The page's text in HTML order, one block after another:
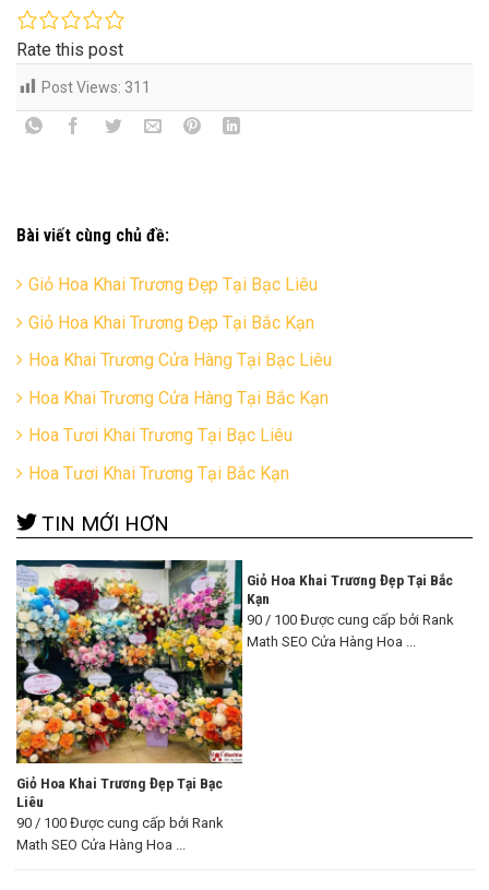
Rate this post
Post Views: 311
Bài viết cùng chủ đề:
Giỏ Hoa Khai Trương Đẹp Tại Bạc Liêu
Giỏ Hoa Khai Trương Đẹp Tại Bắc Kạn
Hoa Khai Trương Cửa Hàng Tại Bạc Liêu
Hoa Khai Trương Cửa Hàng Tại Bắc Kạn
Hoa Tươi Khai Trương Tại Bạc Liêu
Hoa Tươi Khai Trương Tại Bắc Kạn
TIN MỚI HƠN
Giỏ Hoa Khai Trương Đẹp Tại Bạc
Liêu
90 / 100 Được cung cấp bởi Rank
Math SEO Cửa Hàng Hoa ...
Giỏ Hoa Khai Trương Đẹp Tại Bắc
Kạn
90 / 100 Được cung cấp bởi Rank
Math SEO Cửa Hàng Hoa ...